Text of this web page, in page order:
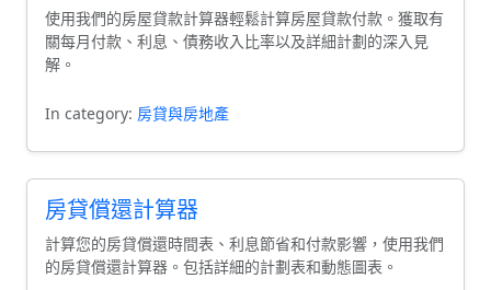
使用我們的房屋貸款計算器輕鬆計算房屋貸款付款。獲取有
關每月付款、利息、債務收入比率以及詳細計劃的深入見
解。
In category: 房貸與房地產
房貸償還計算器
計算您的房貸償還時間表、利息節省和付款影響，使用我們
的房貸償還計算器。包括詳細的計劃表和動態圖表。